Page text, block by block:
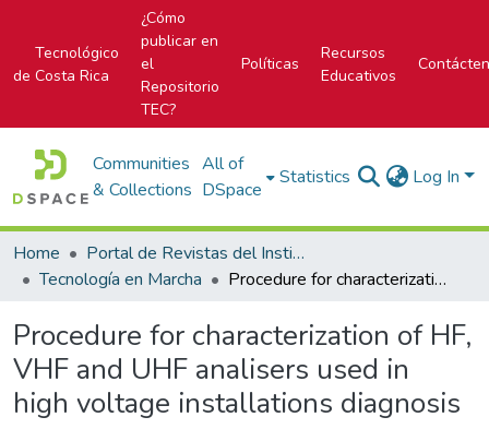
Tecnológico
de Costa Rica
¿Cómo
publicar en
el
Repositorio
TEC?
Políticas
Recursos
Educativos
Communities
& Collections
All of
DSpace
Statistics Log In
Home
Portal de Revistas del Instituto Tecnológico de Costa Rica
Tecnología en Marcha
Procedure for characterization of HF, VHF and UHF analisers used in high voltage installations diagnosis
Procedure for characterization of HF,
VHF and UHF analisers used in
high voltage installations diagnosis